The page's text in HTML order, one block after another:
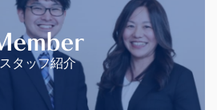
スタッフ紹介